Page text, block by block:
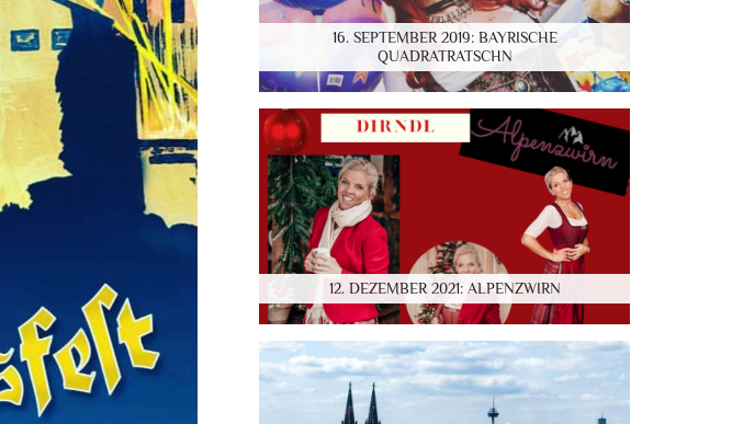
16. SEPTEMBER 2019: BAYRISCHE
QUADRATRATSCHN
12. DEZEMBER 2021: ALPENZWIRN